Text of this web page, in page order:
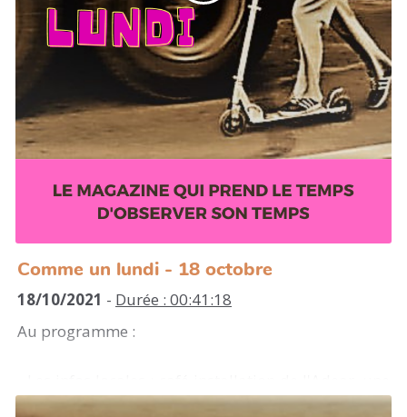
Comme un lundi - 18 octobre
18/10/2021 - Durée : 00:41:18
Au programme :
conférence sur l'éducation populaire au Young